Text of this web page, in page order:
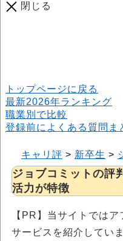
閉じる
トップページに戻る
最新2026年ランキング
職業別で比較
登録前によくある質問ま
キャリ評 > 新卒生 >
ジョブコミットの評
活力が特徴
【PR】当サイトでは
サービスを紹介していま